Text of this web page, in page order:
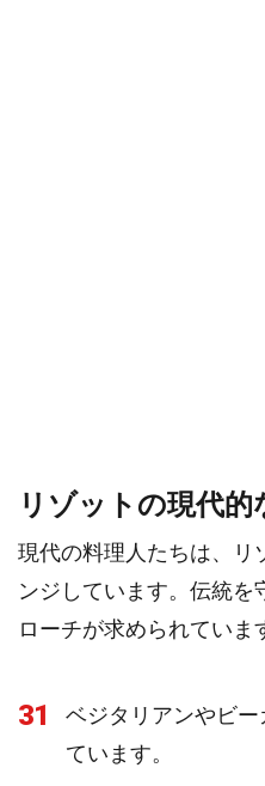
リゾットの現代
現代の料理人たちは、リ
ンジしています。伝統
ローチが求められていま
31
ベジタリアンやビー
ています。